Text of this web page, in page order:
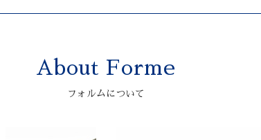
About Forme
フォルムについて